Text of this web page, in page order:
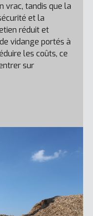
vrac, tandis que la
et la
réduit et
vidange portés à
les coûts, ce
sur